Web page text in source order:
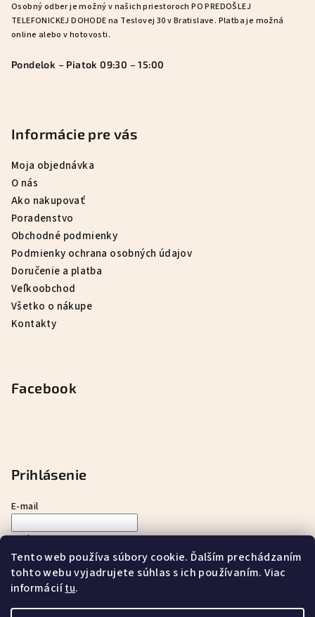
Tento web používa súbory cookie. Ďalším prechádzaním
tohto webu vyjadrujete súhlas s ich používaním. Viac
informáciítu.
Osobný odber je možný v našich priestoroch PO PREDOŠLEJ
TELEFONICKEJ DOHODE na Teslovej 30 v Bratislave. Platba je možná
online alebo v hotovosti.
Pondelok – Piatok 09:30 – 15:00
Informácie pre vás
Moja objednávka
O nás
Ako nakupovať
Poradenstvo
Obchodné podmienky
Podmienky ochrana osobných údajov
Doručenie a platba
Veľkoobchod
Všetko o nákupe
Kontakty
Facebook
Prihlásenie
E-mail
Heslo
Prihlásiť sa
Nová registráciaZabudnuté heslo